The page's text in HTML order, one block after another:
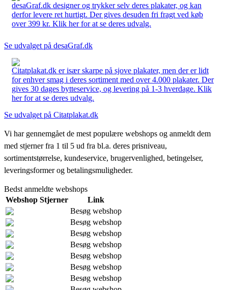
desaGraf.dk designer og trykker selv deres plakater, og kan
derfor levere ret hurtigt. Der gives desuden fri fragt ved køb
over 399 kr. Klik her for at se deres udvalg.
Se udvalget på desaGraf.dk
Citatplakat.dk er især skarpe på sjove plakater, men der er lidt
for enhver smag i deres sortiment med over 4.000 plakater. Der
gives 30 dages bytteservice, og levering på 1-3 hverdage. Klik
her for at se deres udvalg.
Se udvalget på Citatplakat.dk
Vi har gennemgået de mest populære webshops og anmeldt dem
med stjerner fra 1 til 5 ud fra bl.a. deres prisniveau,
sortimentstørrelse, kundeservice, brugervenlighed, betingelser,
leveringsformer og betalingsmuligheder.
Bedst anmeldte webshops
Webshop Stjerner
Link
Besøg webshop
Besøg webshop
Besøg webshop
Besøg webshop
Besøg webshop
Besøg webshop
Besøg webshop